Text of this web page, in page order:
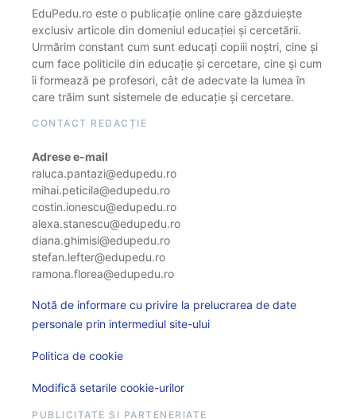
EduPedu.ro este o publicație online care găzduiește
exclusiv articole din domeniul educației și cercetării.
Urmărim constant cum sunt educați copiii noștri, cine și
cum face politicile din educație și cercetare, cine și cum
îi formează pe profesori, cât de adecvate la lumea în
care trăim sunt sistemele de educație și cercetare.
CONTACT REDACȚIE
Adrese e-mail
raluca.pantazi@edupedu.ro
mihai.peticila@edupedu.ro
costin.ionescu@edupedu.ro
alexa.stanescu@edupedu.ro
diana.ghimisi@edupedu.ro
stefan.lefter@edupedu.ro
ramona.florea@edupedu.ro
Notă de informare cu privire la prelucrarea de date
personale prin intermediul site-ului
Politica de cookie
Modifică setarile cookie-urilor
PUBLICITATE ȘI PARTENERIATE